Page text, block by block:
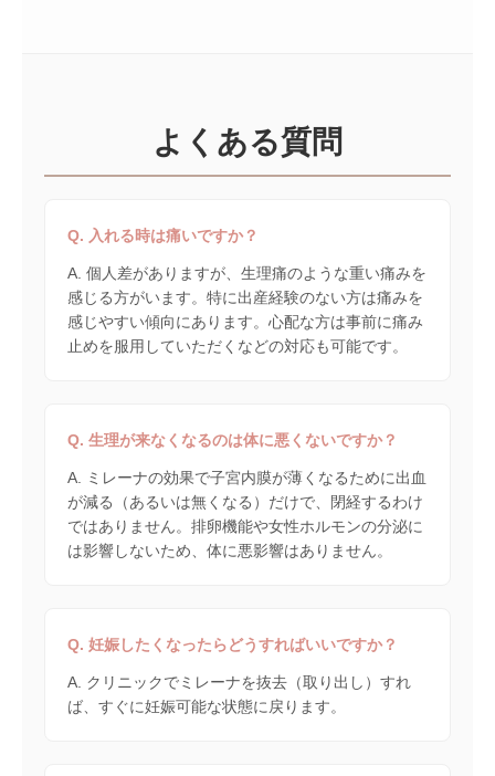
よくある質問
Q. 入れる時は痛いですか？
A. 個人差がありますが、生理痛のような重い痛みを
感じる方がいます。特に出産経験のない方は痛みを
感じやすい傾向にあります。心配な方は事前に痛み
止めを服用していただくなどの対応も可能です。
Q. 生理が来なくなるのは体に悪くないですか？
A. ミレーナの効果で子宮内膜が薄くなるために出血
が減る（あるいは無くなる）だけで、閉経するわけ
ではありません。排卵機能や女性ホルモンの分泌に
は影響しないため、体に悪影響はありません。
Q. 妊娠したくなったらどうすればいいですか？
A. クリニックでミレーナを抜去（取り出し）すれ
ば、すぐに妊娠可能な状態に戻ります。